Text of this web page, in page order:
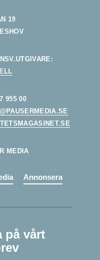
19
955 00
MEDIA
Annonsera
på vårt